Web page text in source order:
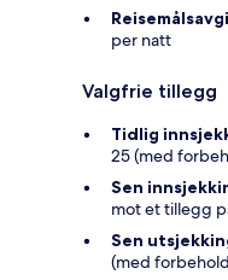
per natt
Valgfrie tillegg
Tidlig
25 (med
Sen
mot et tillegg
Sen
(med